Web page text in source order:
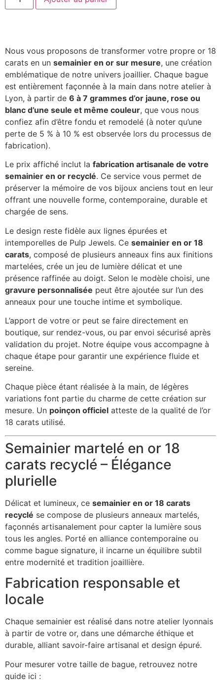
Nous vous proposons de transformer votre propre or 18
carats en un semainier en or sur mesure, une création
emblématique de notre univers joaillier. Chaque bague
est entièrement façonnée à la main dans notre atelier à
Lyon, à partir de 6 à 7 grammes d’or jaune, rose ou
blanc d’une seule et même couleur, que vous nous
confiez afin d’être fondu et remodelé (à noter qu’une
perte de 5 % à 10 % est observée lors du processus de
fabrication).
Le prix affiché inclut la fabrication artisanale de votre
semainier en or recyclé. Ce service vous permet de
préserver la mémoire de vos bijoux anciens tout en leur
offrant une nouvelle forme, contemporaine, durable et
chargée de sens.
Le design reste fidèle aux lignes épurées et
intemporelles de Pulp Jewels. Ce semainier en or 18
carats, composé de plusieurs anneaux fins aux finitions
martelées, crée un jeu de lumière délicat et une
présence raffinée au doigt. Selon le modèle choisi, une
gravure personnalisée peut être ajoutée sur l’un des
anneaux pour une touche intime et symbolique.
L’apport de votre or peut se faire directement en
boutique, sur rendez-vous, ou par envoi sécurisé après
validation du projet. Notre équipe vous accompagne à
chaque étape pour garantir une expérience fluide et
sereine.
Chaque pièce étant réalisée à la main, de légères
variations font partie du charme de cette création sur
mesure. Un poinçon officiel atteste de la qualité de l’or
18 carats utilisé.
Semainier martelé en or 18
carats recyclé – Élégance
plurielle
Délicat et lumineux, ce semainier en or 18 carats
recyclé se compose de plusieurs anneaux martelés,
façonnés artisanalement pour capter la lumière sous
tous les angles. Porté en alliance contemporaine ou
comme bague signature, il incarne un équilibre subtil
entre modernité et tradition joaillière.
Fabrication responsable et
locale
Chaque semainier est réalisé dans notre atelier lyonnais
à partir de votre or, dans une démarche éthique et
durable, alliant savoir-faire artisanal et design épuré.
Pour mesurer votre taille de bague, retrouvez notre
guide ici :